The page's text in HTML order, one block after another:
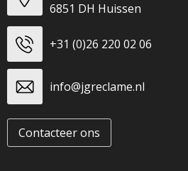
6851 DH Huissen
+31 (0)26 220 02 06
info@jgreclame.nl
Contacteer ons